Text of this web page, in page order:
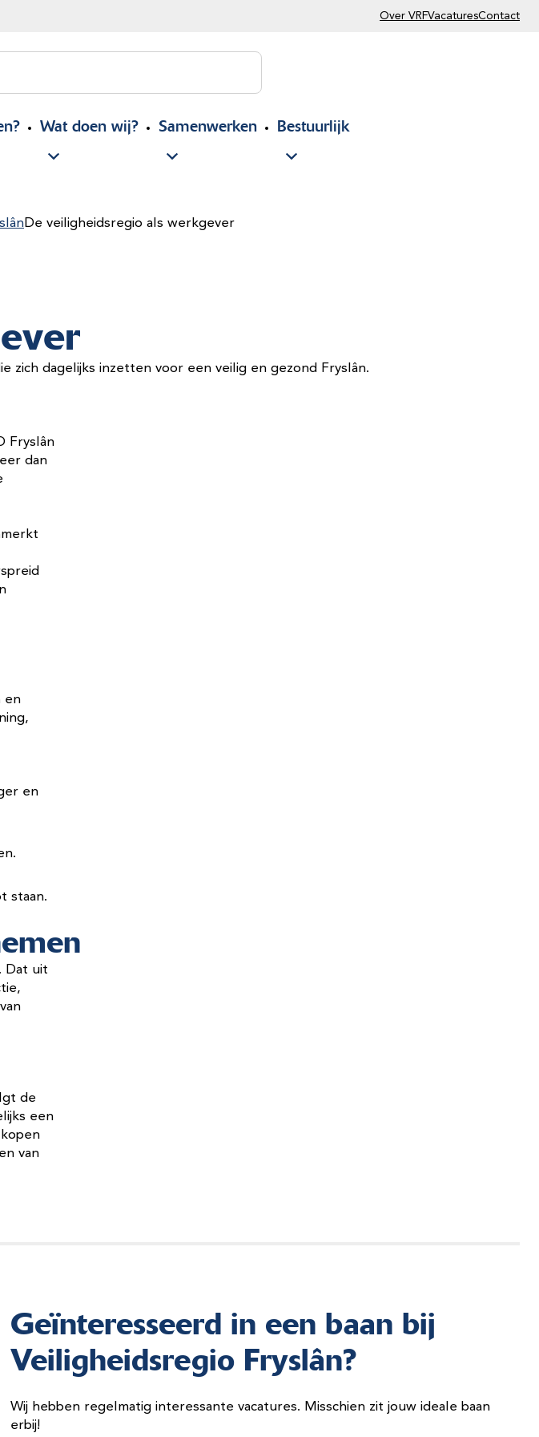
Wat doen wij? Samenwerken Bestuurlijk
Over VRFVacaturesContact
De veiligheidsregio als werkgever
zich dagelijks inzetten voor een veilig en gezond Fryslân.
Fryslân
dan
en
en
staan.
Dat uit
de
een
van
Geïnteresseerd in een baan bij
Veiligheidsregio Fryslân?
Wij hebben regelmatig interessante vacatures. Misschien zit jouw ideale baan
erbij!